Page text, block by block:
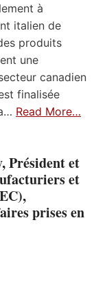
à
italien de
produits
une
canadien
finalisée
Read More…
Président et
et
prises en